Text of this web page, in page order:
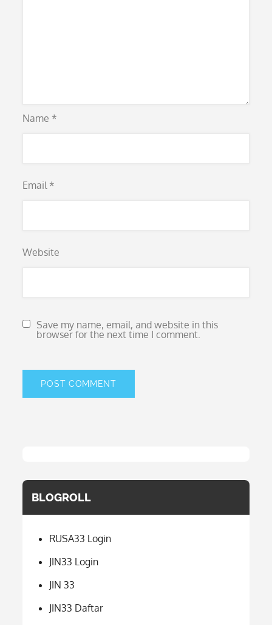
Name *
Email *
Website
Save my name, email, and website in this
browser for the next time I comment.
BLOGROLL
RUSA33 Login
JIN33 Login
JIN 33
JIN33 Daftar